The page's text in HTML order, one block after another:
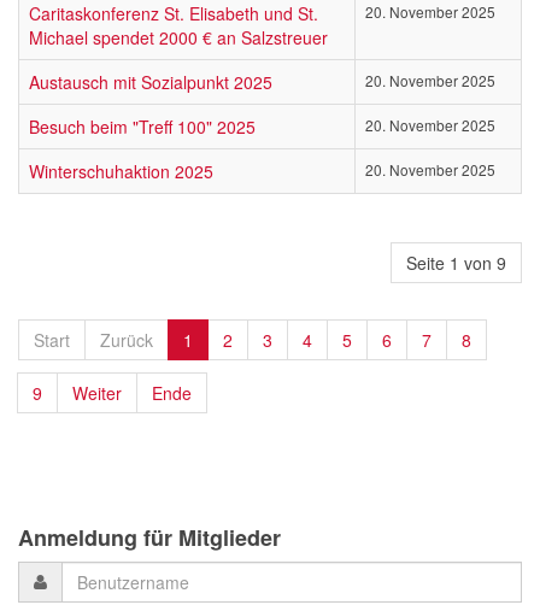
Caritaskonferenz St. Elisabeth und St.
Michael spendet 2000 € an Salzstreuer
20. November 2025
Austausch mit Sozialpunkt 2025 20. November 2025
Besuch beim "Treff 100" 2025 20. November 2025
Winterschuhaktion 2025 20. November 2025
Seite 1 von 9
Start Zurück 1 2 3 4 5 6 7 8
9 Weiter Ende
Anmeldung für Mitglieder